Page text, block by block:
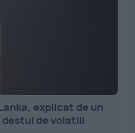
explicat de un
de volatili